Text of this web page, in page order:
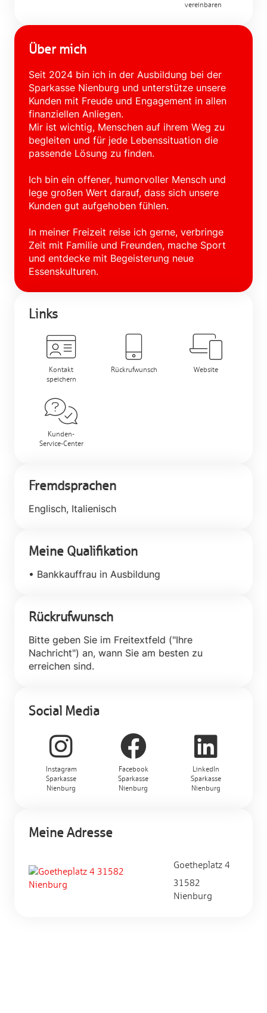
vereinbaren
Über mich
Seit 2024 bin ich in der Ausbildung bei der
Sparkasse Nienburg und unterstütze unsere
Kunden mit Freude und Engagement in allen
finanziellen Anliegen.
Mir ist wichtig, Menschen auf ihrem Weg zu
begleiten und für jede Lebenssituation die
passende Lösung zu finden.
Ich bin ein offener, humorvoller Mensch und
lege großen Wert darauf, dass sich unsere
Kunden gut aufgehoben fühlen.
In meiner Freizeit reise ich gerne, verbringe
Zeit mit Familie und Freunden, mache Sport
und entdecke mit Begeisterung neue
Essenskulturen.
Links
Kontakt
speichern
Rückrufwunsch Website
Kunden-
Service-Center
Fremdsprachen
Englisch, Italienisch
Meine Qualifikation
• Bankkauffrau in Ausbildung
Rückrufwunsch
Bitte geben Sie im Freitextfeld ("Ihre
Nachricht") an, wann Sie am besten zu
erreichen sind.
Social Media
Instagram
Sparkasse
Nienburg
Facebook
Sparkasse
Nienburg
LinkedIn
Sparkasse
Nienburg
Meine Adresse
Goetheplatz 4
31582
Nienburg